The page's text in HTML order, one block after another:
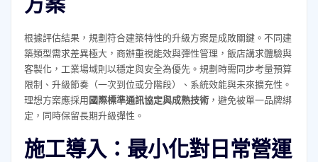
根據評估結果，規劃符合建築特性的升級方案是成敗關鍵。不同建
築類型需求差異極大，商辦重視能效與彈性管理，飯店講求體驗與
客製化，工業場域則以穩定與安全為優先。規劃時需同步考量預算
限制、升級節奏（一次到位或分階段）、系統效能與未來擴充性。
理想方案應採用國際標準通訊協定與成熟技術，避免被單一品牌綁
定，同時保留長期升級彈性。
施工導入：最小化對日常營運